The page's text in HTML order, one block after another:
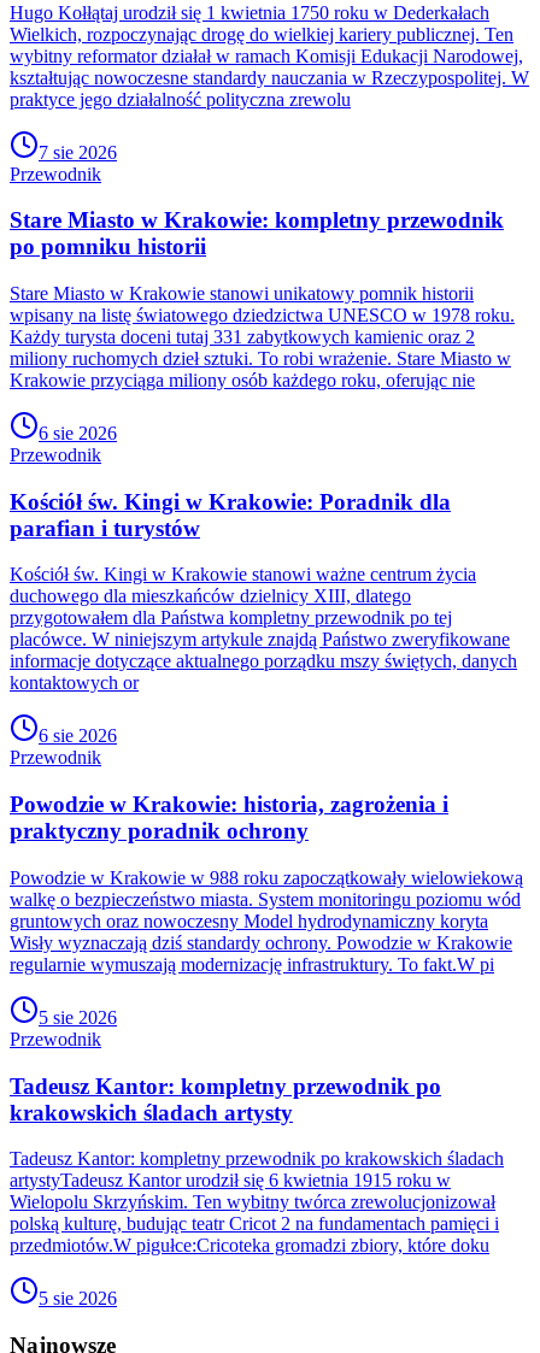
Hugo Kołłątaj urodził się 1 kwietnia 1750 roku w Dederkałach
Wielkich, rozpoczynając drogę do wielkiej kariery publicznej. Ten
wybitny reformator działał w ramach Komisji Edukacji Narodowej,
kształtując nowoczesne standardy nauczania w Rzeczypospolitej. W
praktyce jego działalność polityczna zrewolu
7 sie 2026
Przewodnik
Stare Miasto w Krakowie: kompletny przewodnik
po pomniku historii
Stare Miasto w Krakowie stanowi unikatowy pomnik historii
wpisany na listę światowego dziedzictwa UNESCO w 1978 roku.
Każdy turysta doceni tutaj 331 zabytkowych kamienic oraz 2
miliony ruchomych dzieł sztuki. To robi wrażenie. Stare Miasto w
Krakowie przyciąga miliony osób każdego roku, oferując nie
6 sie 2026
Przewodnik
Kościół św. Kingi w Krakowie: Poradnik dla
parafian i turystów
Kościół św. Kingi w Krakowie stanowi ważne centrum życia
duchowego dla mieszkańców dzielnicy XIII, dlatego
przygotowałem dla Państwa kompletny przewodnik po tej
placówce. W niniejszym artykule znajdą Państwo zweryfikowane
informacje dotyczące aktualnego porządku mszy świętych, danych
kontaktowych or
6 sie 2026
Przewodnik
Powodzie w Krakowie: historia, zagrożenia i
praktyczny poradnik ochrony
Powodzie w Krakowie w 988 roku zapoczątkowały wielowiekową
walkę o bezpieczeństwo miasta. System monitoringu poziomu wód
gruntowych oraz nowoczesny Model hydrodynamiczny koryta
Wisły wyznaczają dziś standardy ochrony. Powodzie w Krakowie
regularnie wymuszają modernizację infrastruktury. To fakt.W pi
5 sie 2026
Przewodnik
Tadeusz Kantor: kompletny przewodnik po
krakowskich śladach artysty
Tadeusz Kantor: kompletny przewodnik po krakowskich śladach
artystyTadeusz Kantor urodził się 6 kwietnia 1915 roku w
Wielopolu Skrzyńskim. Ten wybitny twórca zrewolucjonizował
polską kulturę, budując teatr Cricot 2 na fundamentach pamięci i
przedmiotów.W pigułce:Cricoteka gromadzi zbiory, które doku
5 sie 2026
Najnowsze